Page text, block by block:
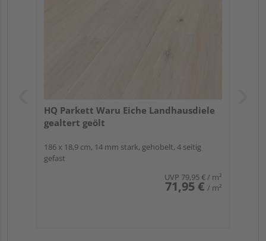
HQ Parkett Waru Eiche Landhausdiele
gealtert geölt
186 x 18,9 cm, 14 mm stark, gehobelt, 4 seitig
gefast
UVP 79,95 €/ m²
71,95 € / m²